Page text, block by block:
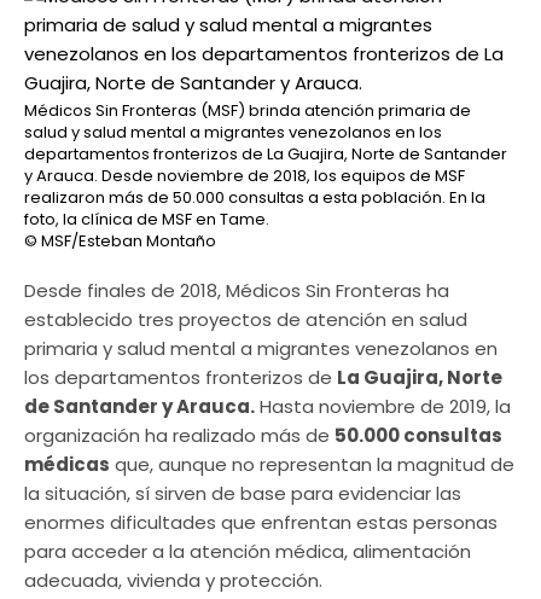
Médicos Sin Fronteras (MSF) brinda atención primaria de
salud y salud mental a migrantes venezolanos en los
departamentos fronterizos de La Guajira, Norte de Santander
y Arauca. Desde noviembre de 2018, los equipos de MSF
realizaron más de 50.000 consultas a esta población. En la
foto, la clínica de MSF en Tame.
© MSF/Esteban Montaño
Desde finales de 2018, Médicos Sin Fronteras ha
establecido tres proyectos de atención en salud
primaria y salud mental a migrantes venezolanos en
los departamentos fronterizos de La Guajira, Norte
de Santander y Arauca.Hasta noviembre de 2019, la
organización ha realizado más de 50.000 consultas
médicas que, aunque no representan la magnitud de
la situación, sí sirven de base para evidenciar las
enormes dificultades que enfrentan estas personas
para acceder a la atención médica, alimentación
adecuada, vivienda y protección.